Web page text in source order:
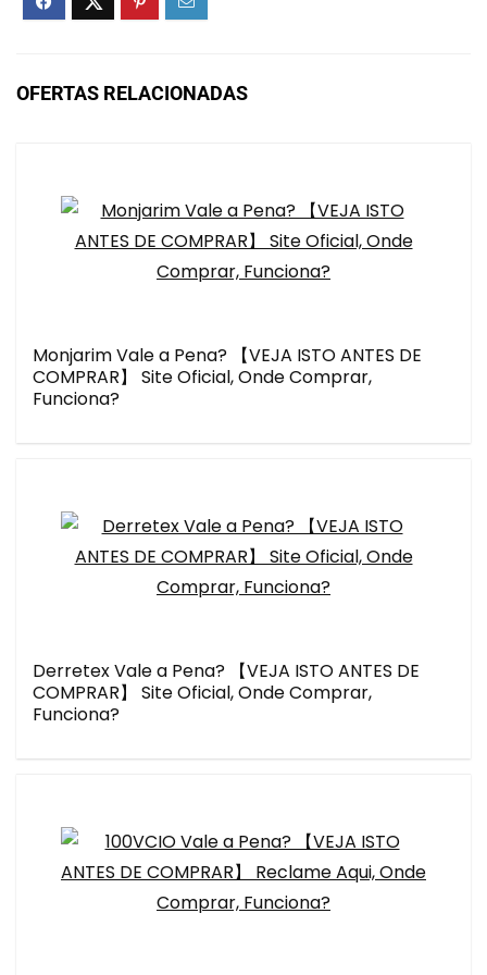
OFERTAS RELACIONADAS
Monjarim Vale a Pena? 【VEJA ISTO ANTES DE
COMPRAR】 Site Oficial, Onde Comprar,
Funciona?
Derretex Vale a Pena? 【VEJA ISTO ANTES DE
COMPRAR】 Site Oficial, Onde Comprar,
Funciona?